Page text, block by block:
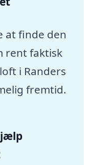
at finde den
rent faktisk
i Randers
fremtid.